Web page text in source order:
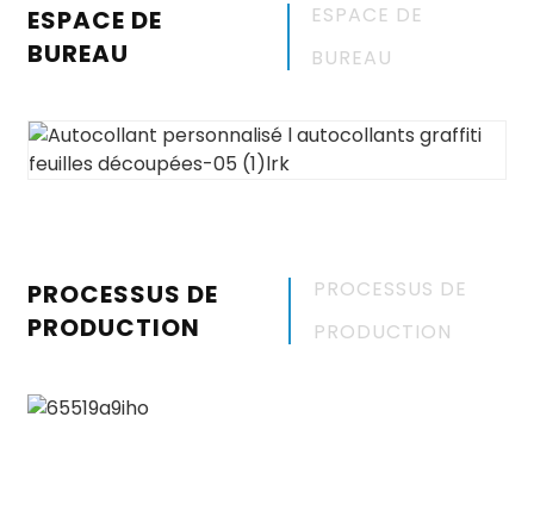
ESPACE DE
BUREAU
ESPACE DE
BUREAU
PROCESSUS DE
PRODUCTION
PROCESSUS DE
PRODUCTION